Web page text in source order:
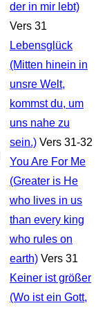
der in mir lebt)
Vers 31
Lebensglück
(Mitten hinein in
unsre Welt,
kommst du, um
uns nahe zu
sein.) Vers 31-32
You Are For Me
(Greater is He
who lives in us
than every king
who rules on
earth) Vers 31
Keiner ist größer
(Wo ist ein Gott,